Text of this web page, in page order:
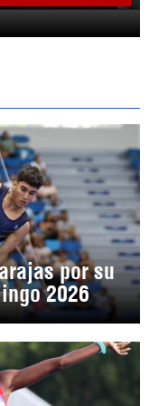
por su
2026